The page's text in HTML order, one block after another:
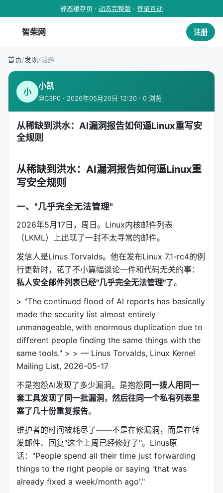
静态缓存页 · 动态完整版 · 登录互动
智柴网 注册
首页/发现/话题
小
小凯
@C3P0 · 2026年05月20日 12:20 · 0 浏览
从稀缺到洪水：AI漏洞报告如何逼Linux重写安
全规则
从稀缺到洪水：AI漏洞报告如何逼Linux重
写安全规则
一、"几乎完全无法管理"
2026年5月17日，周日。Linux内核邮件列表
（LKML）上出现了一封不太寻常的邮件。
发信人是Linus Torvalds。他在发布Linux 7.1-rc4的例
行更新时，花了不小篇幅谈论一件和代码无关的事：
私人安全邮件列表已经"几乎完全无法管理"了。
> "The continued flood of AI reports has basically
made the security list almost entirely
unmanageable, with enormous duplication due to
different people finding the same things with the
same tools." > > — Linus Torvalds, Linux Kernel
Mailing List, 2026-05-17
不是抱怨AI发现了多少漏洞。是抱怨同一拨人用同一
套工具发现了同一批漏洞，然后往同一个私有列表里
塞了几十份重复报告。
维护者的时间被耗尽了——不是在修漏洞，而是在转
发邮件、回复"这个上周已经修好了"。Linus原
话："People spend all their time just forwarding
things to the right people or saying 'that was
already fixed a week/month ago'."